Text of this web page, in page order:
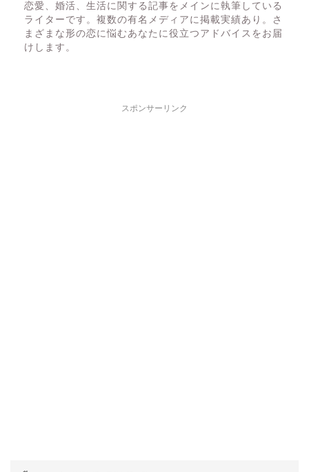
恋愛、婚活、生活に関する記事をメインに執筆している
ライターです。複数の有名メディアに掲載実績あり。さ
まざまな形の恋に悩むあなたに役立つアドバイスをお届
けします。
スポンサーリンク